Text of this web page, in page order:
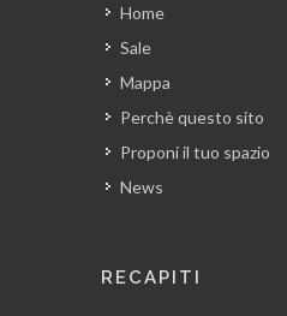
Home
Sale
Mappa
Perchè questo sito
Proponi il tuo spazio
News
RECAPITI